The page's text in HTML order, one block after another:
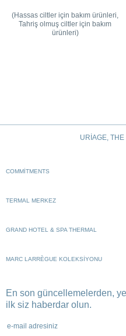
(Hassas ciltler için bakım ürünleri,
Tahriş olmuş ciltler için bakım
ürünleri)
URIAGE,
COMMITMENTS
TERMAL MERKEZ
GRAND HOTEL & SPA THERMAL
MARC LARRÈGUE KOLEKSIYONU
En son güncellemelerden,
ilk siz haberdar olun.
e-mail adresiniz